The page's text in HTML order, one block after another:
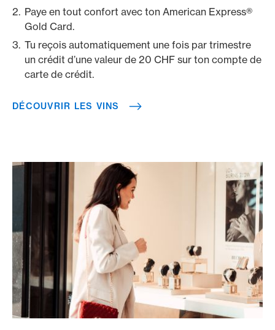
Paye en tout confort avec ton American Express®
Gold Card.
Tu reçois automatiquement une fois par trimestre
un crédit d’une valeur de 20 CHF sur ton compte de
carte de crédit.
DÉCOUVRIR LES VINS